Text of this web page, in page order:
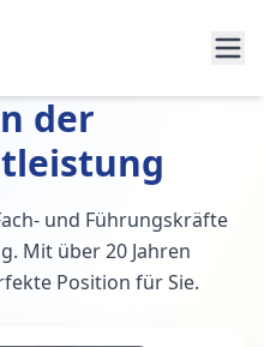
der
und Führungskräfte
Mit über 20 Jahren
Position für Sie.